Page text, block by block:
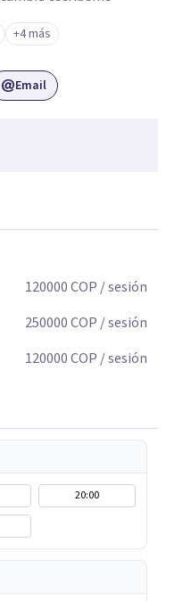
+4 más
Email
120000COP / sesión
250000COP / sesión
120000COP / sesión
20:00